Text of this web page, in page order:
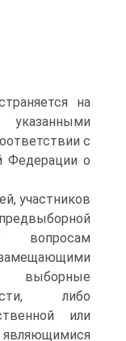
на
с
Федерации о
участников
вопросам
выборные
либо
или
являющимися